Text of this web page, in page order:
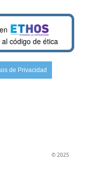
al código de ética
de Privacidad
© 2025